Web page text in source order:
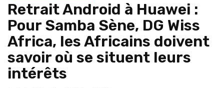
Retrait Android à Huawei :
Pour Samba Sène, DG Wiss
Africa, les Africains doivent
savoir où se situent leurs
intérêts